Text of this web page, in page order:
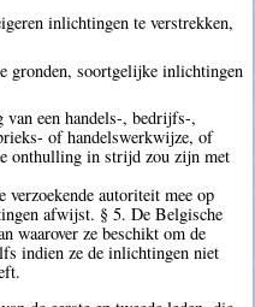
inlichtingen te verstrekken,
gronden, soortgelijke inlichtingen
van een handels-, bedrijfs-,
of handelswerkwijze, of
onthulling in strijd zou zijn met
verzoekende autoriteit mee op
afwijst. § 5. De Belgische
waarover ze beschikt om de
indien ze de inlichtingen niet